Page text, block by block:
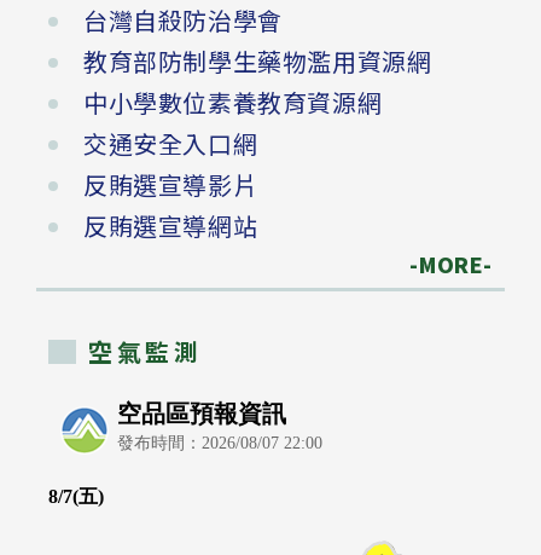
台灣自殺防治學會
教育部防制學生藥物濫用資源網
中小學數位素養教育資源網
交通安全入口網
反賄選宣導影片
反賄選宣導網站
-MORE-
空氣監測